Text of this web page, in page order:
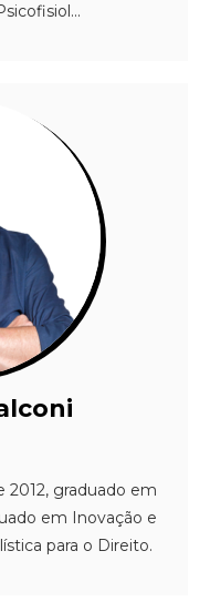
2012, graduado em
em Inovação e
para o Direito.